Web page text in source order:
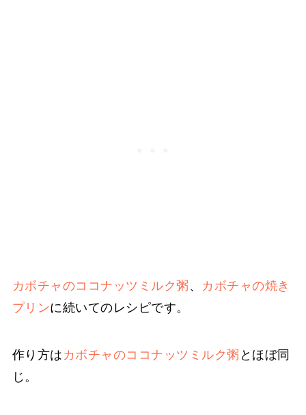
カボチャのココナッツミルク粥、 カボチャの焼き
プリンに続いてのレシピです。
作り方はカボチャのココナッツミルク粥 とほぼ同
じ。